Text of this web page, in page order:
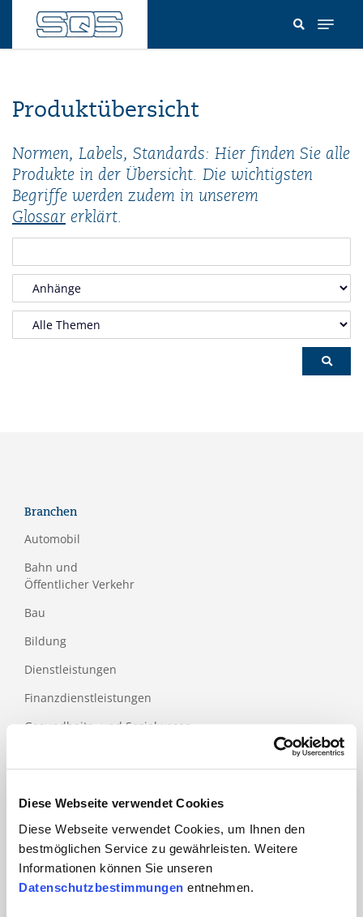
Diese Webseite verwendet Cookies
Diese Webseite verwendet Cookies, um Ihnen den
bestmöglichen Service zu gewährleisten. Weitere
Informationen können Sie unseren
Datenschutzbestimmungen entnehmen.
Inhalt
Produktübersicht
Normen, Labels, Standards: Hier finden Sie alle
Produkte in der Übersicht. Die wichtigsten
Begriffe werden zudem in unserem
Glossar erklärt.
Branchen
Automobil
Bahn und
Öffentlicher Verkehr
Bau
Bildung
Dienstleistungen
Finanzdienstleistungen
Gesundheits- und Sozialwesen
Industrie
Lebensmittel und Verpackung
Luftfahrt
Medical
Papier- und Holzindustrie